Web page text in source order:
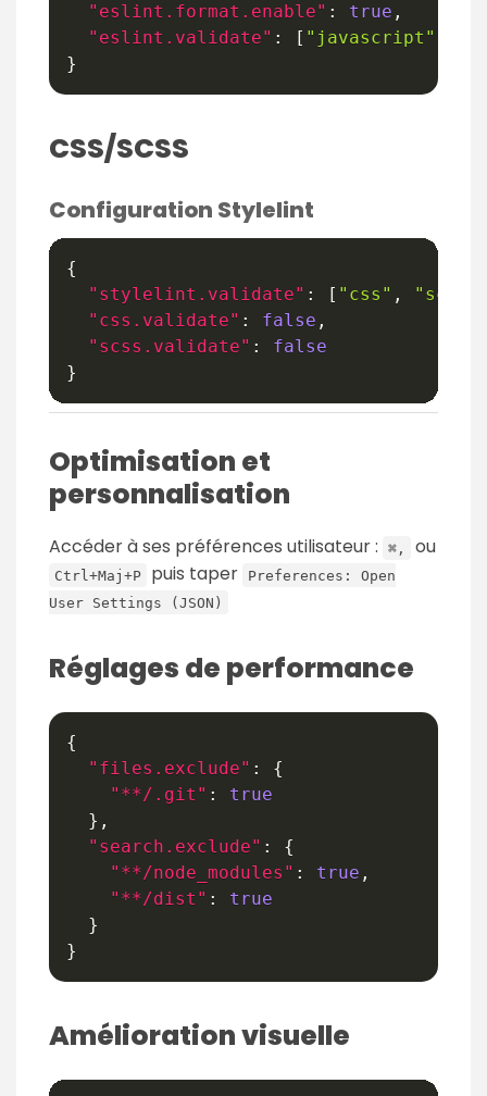
"eslint.format.enable" : true ,
"eslint.validate" : [ "javascript"
}
CSS/SCSS
Configuration Stylelint
{
"stylelint.validate" : [ "css" , "scss"
"css.validate" : false ,
"scss.validate" :
false
}
Optimisation et
personnalisation
Accéder à ses préférences utilisateur : ⌘, ou
Ctrl+Maj+P puis taper
Preferences: Open
User Settings (JSON)
Réglages de performance
{
"files.exclude" :
{
"**/.git" :
true
} ,
"search.exclude" :
{
"**/node_modules" : true ,
"**/dist" :
true
}
}
Amélioration visuelle